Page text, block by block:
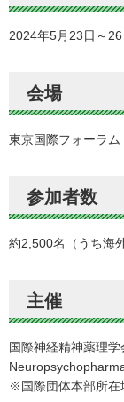
2024年5月23日～26
会場
東京国際フォーラム
参加者数
約2,500名（うち海
主催
国際神経精神薬理
※国際団体本部所在